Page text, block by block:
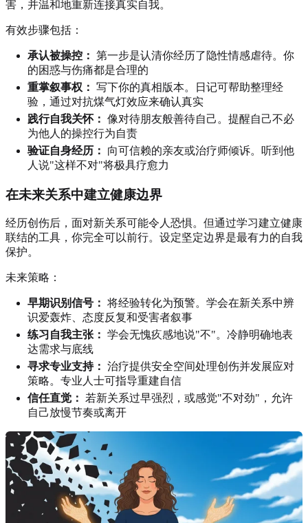
害，并温和地重新连接真实自我。
有效步骤包括：
承认被操控： 第一步是认清你经历了隐性情感虐待。你
的困惑与伤痛都是合理的
重掌叙事权： 写下你的真相版本。日记可帮助整理经
验，通过对抗煤气灯效应来确认真实
践行自我关怀： 像对待朋友般善待自己。提醒自己不必
为他人的操控行为自责
验证自身经历：
向可信赖的亲友或治疗师倾诉。听到他
人说"这样不对"将极具疗愈力
在未来关系中建立健康边界
经历创伤后，面对新关系可能令人恐惧。但通过学习建立健康
联结的工具，你完全可以前行。设定坚定边界是最有力的自我
保护。
未来策略：
早期识别信号： 将经验转化为预警。学会在新关系中辨
识爱轰炸、态度反复和受害者叙事
练习自我主张： 学会无愧疚感地说"不"。冷静明确地表
达需求与底线
寻求专业支持： 治疗提供安全空间处理创伤并发展应对
策略。专业人士可指导重建自信
信任直觉：
若新关系过早强烈，或感觉"不对劲"，允许
自己放慢节奏或离开